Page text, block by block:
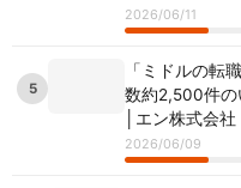
2026/06/11
5
「ミドルの転
数約2,500件の
│エン株式会社
2026/06/09